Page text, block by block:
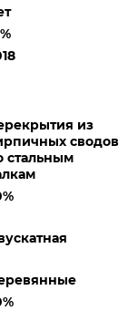
из
сводов
стальным